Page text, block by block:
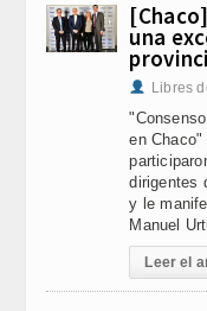
una
Libres
en Chaco"
dirigentes
y le
Manuel
Leer el